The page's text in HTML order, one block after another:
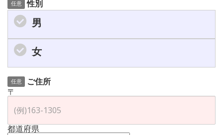
任意 性別
男
女
任意
ご住所
〒
都道府県